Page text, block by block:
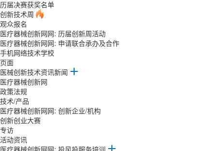
历届决赛获奖名单
创新技术周
观众报名
医疗器械创新网网: 历届创新周活动
医疗器械创新网网: 申请联合承办及合作
手机网络技术学校
页面
医械创新技术资讯新闻
医疗器械创新网
政策法规
技术/产品
医疗器械创新网网: 创新企业/机构
创新创业大赛
专访
活动资讯
医疗器械创新网网: 投风投服务培训